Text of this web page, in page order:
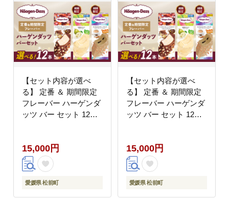
【セット内容が選べ
る】 定番 ＆ 期間限定
フレーバー ハーゲンダ
ッツ バー セット 12本
(12本)〉｜ハーゲンダ
ッツ ハーゲンダッツバ
ー アイスクリーム ギフ
ト セット 詰め合わせ
15,000円
愛媛県 松前町
【セット内容が選べ
る】 定番 ＆ 期間限定
フレーバー ハーゲンダ
ッツ バー セット 12本
(6本)、ロイヤルミルク
ティークランチ(6本)〉
｜ハーゲンダッツ ハー
ゲンダッツバー アイス
15,000円
愛媛県 松前町